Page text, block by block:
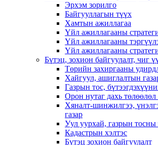
Эрхэм зорилго
Байгууллагын түүх
Хамтын ажиллагаа
Үйл ажиллагааны
Үйл ажиллагааны
Үйл ажиллагааны
Бүтэц, зохион байгуулалт, чиг
Төрийн захиргааны
Хайгуул, ашиглалтын
Газрын тос,
Орон нутаг дахь төлөөлөл
Хяналт-шинжилгээ,
газар
Уул уурхай, газрын тосны
Кадастрын хэлтэс
Бүтэц зохион байгуулалт